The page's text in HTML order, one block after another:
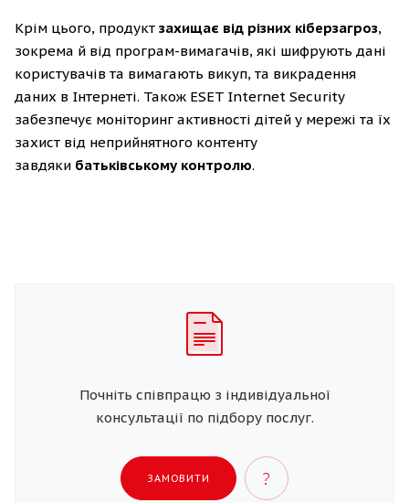
Крім цього, продукт захищає від різних кіберзагроз,
зокрема й від програм-вимагачів, які шифрують дані
користувачів та вимагають викуп, та викрадення
даних в Інтернеті. Також ESET Internet Security
забезпечує моніторинг активності дітей у мережі та їх
захист від неприйнятного контенту
завдяки батьківському контролю.
Почніть співпрацю з індивідуальної
консультації по підбору послуг.
ЗАМОВИТИ